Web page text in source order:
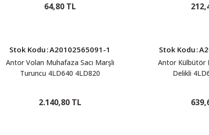
64,80 TL
Stok Kodu :A20102565091-1
Antor Volan Muhafaza Sacı Marşlı
Turuncu 4LD640 4LD820
2.140,80 TL
Stok Kodu :
Antor Külbütör
Delikli